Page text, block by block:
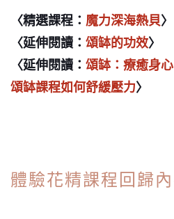
〈精選課程： 魔力深海熱貝〉
〈延伸閱讀： 頌缽的功效〉
〈延伸閱讀： 頌缽：療癒身
頌缽課程如何舒緩壓力〉
體驗花精課程回歸